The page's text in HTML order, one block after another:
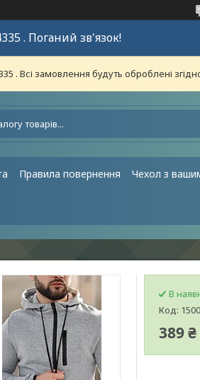
. Поганий зв'язок!
. Всі замовлення будуть оброблені
Правила повернення Чехол з
В
Код:
389 ₴